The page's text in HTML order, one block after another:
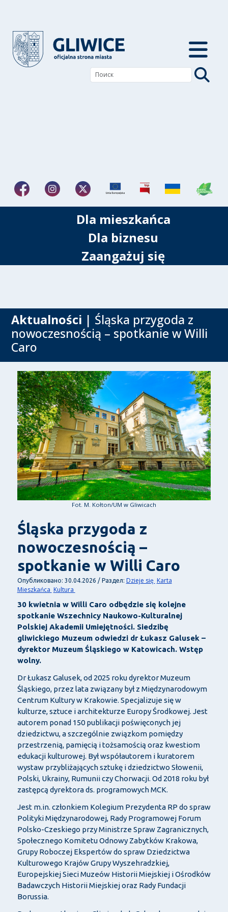
Dla mieszkańca
Dla biznesu
Zaangażuj się
Aktualności | Śląska przygoda z
nowoczesnością – spotkanie w Willi
Caro
Fot. M. Kołton/UM w Gliwicach
Śląska przygoda z
nowoczesnością –
spotkanie w Willi Caro
Опубликовано: 30.04.2026 / Раздел: Dzieje się Karta
Mieszkańca Kultura
30 kwietnia w Willi Caro odbędzie się kolejne
spotkanie Wszechnicy Naukowo-Kulturalnej
Polskiej Akademii Umiejętności. Siedzibę
gliwickiego Muzeum odwiedzi dr Łukasz Galusek –
dyrektor Muzeum Śląskiego w Katowicach. Wstęp
wolny.
Dr Łukasz Galusek, od 2025 roku dyrektor Muzeum
Śląskiego, przez lata związany był z Międzynarodowym
Centrum Kultury w Krakowie. Specjalizuje się w
kulturze, sztuce i architekturze Europy Środkowej. Jest
autorem ponad 150 publikacji poświęconych jej
dziedzictwu, a szczególnie związkom pomiędzy
przestrzenią, pamięcią i tożsamością oraz kwestiom
edukacji kulturowej. Był współautorem i kuratorem
wystaw przybliżających sztukę i dziedzictwo Słowenii,
Polski, Ukrainy, Rumunii czy Chorwacji. Od 2018 roku był
zastępcą dyrektora ds. programowych MCK.
Jest m.in. członkiem Kolegium Prezydenta RP do spraw
Polityki Międzynarodowej, Rady Programowej Forum
Polsko-Czeskiego przy Ministrze Spraw Zagranicznych,
Społecznego Komitetu Odnowy Zabytków Krakowa,
Grupy Roboczej Ekspertów do spraw Dziedzictwa
Kulturowego Krajów Grupy Wyszehradzkiej,
Europejskiej Sieci Muzeów Historii Miejskiej i Ośrodków
Badawczych Historii Miejskiej oraz Rady Fundacji
Borussia.